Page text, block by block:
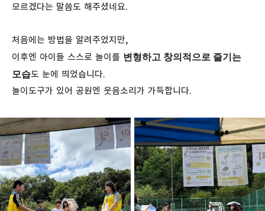
모르겠다는 말씀도 해주셨네요.
처음에는 방법을 알려주었지만,
이후엔 아이들 스스로 놀이를 변형하고 창의적으로 즐기는
모습도 눈에 띄었습니다.
놀이도구가 있어 공원엔 웃음소리가 가득합니다.